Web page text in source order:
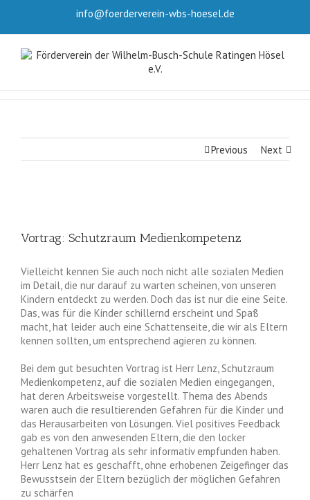
info@foerderverein-wbs-hoesel.de
Previous Next
Vortrag: Schutzraum Medienkompetenz
Vielleicht kennen Sie auch noch nicht alle sozialen Medien
im Detail, die nur darauf zu warten scheinen, von unseren
Kindern entdeckt zu werden. Doch das ist nur die eine Seite.
Das, was für die Kinder schillernd erscheint und Spaß
macht, hat leider auch eine Schattenseite, die wir als Eltern
kennen sollten, um entsprechend agieren zu können.
Bei dem gut besuchten Vortrag ist Herr Lenz, Schutzraum
Medienkompetenz, auf die sozialen Medien eingegangen,
hat deren Arbeitsweise vorgestellt. Thema des Abends
waren auch die resultierenden Gefahren für die Kinder und
das Herausarbeiten von Lösungen. Viel positives Feedback
gab es von den anwesenden Eltern, die den locker
gehaltenen Vortrag als sehr informativ empfunden haben.
Herr Lenz hat es geschafft, ohne erhobenen Zeigefinger das
Bewusstsein der Eltern bezüglich der möglichen Gefahren
zu schärfen